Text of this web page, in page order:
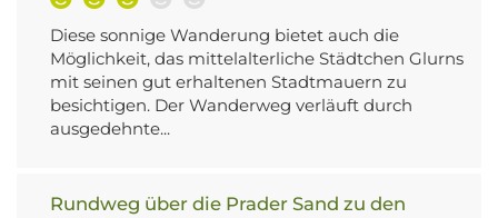
Diese sonnige Wanderung bietet auch die
Möglichkeit, das mittelalterliche Städtchen Glurns
mit seinen gut erhaltenen Stadtmauern zu
besichtigen. Der Wanderweg verläuft durch
ausgedehnte...
Rundweg über die Prader Sand zu den